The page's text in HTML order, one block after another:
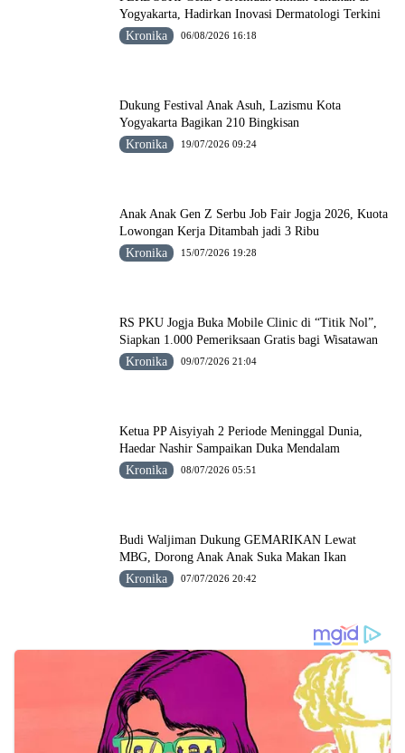
Yogyakarta, Hadirkan Inovasi Dermatologi Terkini
Kronika
06/08/2026 16:18
Dukung Festival Anak Asuh, Lazismu Kota
Yogyakarta Bagikan 210 Bingkisan
Kronika
19/07/2026 09:24
Anak Anak Gen Z Serbu Job Fair Jogja 2026, Kuota
Lowongan Kerja Ditambah jadi 3 Ribu
Kronika
15/07/2026 19:28
RS PKU Jogja Buka Mobile Clinic di “Titik Nol”,
Siapkan 1.000 Pemeriksaan Gratis bagi Wisatawan
Kronika
09/07/2026 21:04
Ketua PP Aisyiyah 2 Periode Meninggal Dunia,
Haedar Nashir Sampaikan Duka Mendalam
Kronika
08/07/2026 05:51
Budi Waljiman Dukung GEMARIKAN Lewat
MBG, Dorong Anak Anak Suka Makan Ikan
Kronika
07/07/2026 20:42